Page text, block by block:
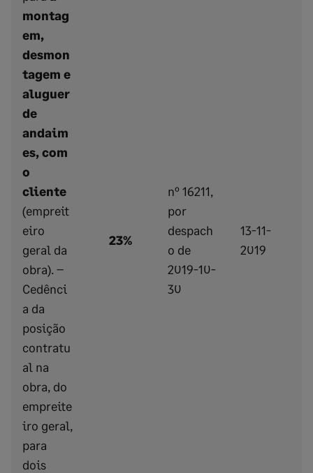
montag
em,
desmon
tagem e
aluguer
de
andaim
es, com
o
cliente
(empreit
eiro
geral da
obra). –
Cedênci
a da
posição
contratu
al na
obra, do
empreite
iro geral,
para
dois
23%
nº 16211,
por
despach
o de
2019-10-
30
13-11-
2019